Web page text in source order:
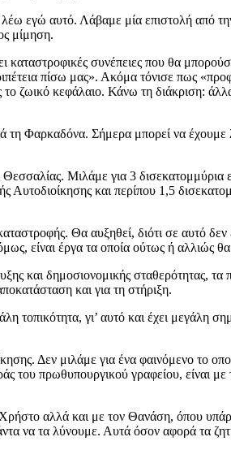
λέω εγώ αυτό. Λάβαμε μία επιστολή από
μίμηση.
καταστροφικές συνέπειες που θα
πίσω μας». Ακόμα τόνισε πως
ζωικό κεφάλαιο. Κάνω τη διάκριση:
Φαρκαδόνα. Σήμερα μπορεί να έχουμε
Μιλάμε για 3 δισεκατομμύρια
και περίπου 1,5
Θα αυξηθεί, διότι σε αυτό
είναι έργα τα οποία ούτως ή αλλιώς
και δημοσιονομικής σταθερότητας,
και για τη στήριξη.
γι’ αυτό και έχει μεγάλη
Δεν μιλάμε για ένα φαινόμενο το
πρωθυπουργικού γραφείου, είναι
Χρήστο αλλά και με τον Θανάση, όπου
να τα λύνουμε. Αυτά όσον αφορά τα